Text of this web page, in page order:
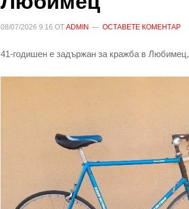
08/07/2026 9:16 ОТ ADMIN ОСТАВЕТЕ КОМЕНТАР
41-годишен е задържан за кражба в